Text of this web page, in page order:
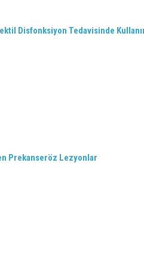
Disfonksiyon Tedavisinde
Prekanseröz Lezyonlar